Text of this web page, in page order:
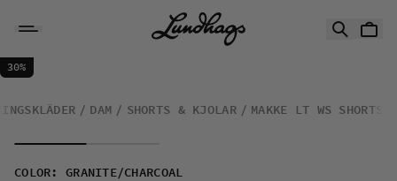
Makke Lt Ws Shorts
REA:
30%
DAM SHORTS & KJOLAR MAKKE LT WS SHORTS
COLOR : GRANITE/CHARCOAL